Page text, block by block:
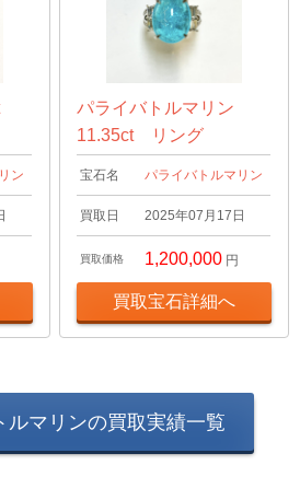
ン
パライバトルマリン
11.35ct リング
宝石名 パライバトルマリン
買取日 2025年07月17日
買取価格 1,200,000 円
買取宝石詳細へ
ルマリンの買取実績一覧